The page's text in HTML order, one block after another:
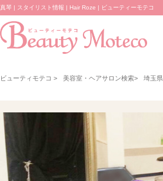
真琴 | スタイリスト情報 | Hair Roze | ビューティーモテコ
ビューティモテコ > 美容室・ヘアサロン検索> 埼玉